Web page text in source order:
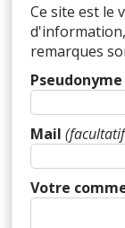
(Votre
Par
2026-01-30
Ce site est le
d'information,
remarques
Pseudonyme
Mail
Votre